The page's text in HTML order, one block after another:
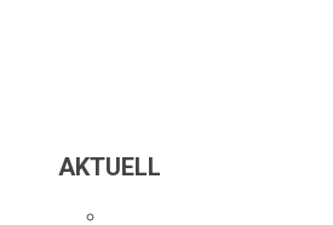
AKTUELL